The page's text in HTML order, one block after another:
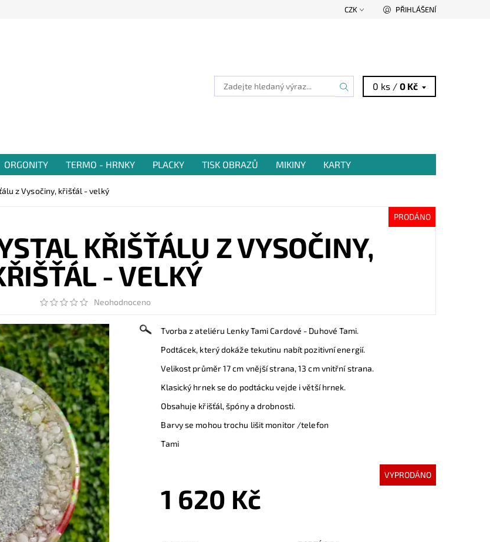
CZK PŘIHLÁŠENÍ
0 ks /0 Kč
ORGONITY TERMO - HRNKY PLACKY TISK OBRAZŮ MIKINY
KARTY
z Vysočiny, křišťál - velký
PRODÁNO
KŘIŠŤÁLU Z VYSOČINY,
- VELKÝ
Neohodnoceno
Tvorba z ateliéru Lenky Tami Cardové - Duhové Tami.
Podtácek, který dokáže tekutinu nabít pozitivní energií.
Velikost průměr 17 cm vnější strana, 13 cm vnitřní strana.
Klasický hrnek se do podtácku vejde i větší hrnek.
Obsahuje křišťál, špóny a drobnosti.
Barvy se mohou trochu lišit monitor /telefon
Tami
VYPRODÁNO
1 620 Kč